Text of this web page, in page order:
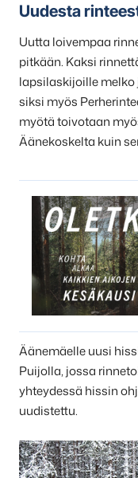
Uudesta
Uutta loivempaa
pitkään. Kaksi
lapsilaskijoille
siksi myös
myötä toivotaan
Äänekoskelta kuin
Äänemäelle uusi
Puijolla, jossa
yhteydessä hissin
uudistettu.